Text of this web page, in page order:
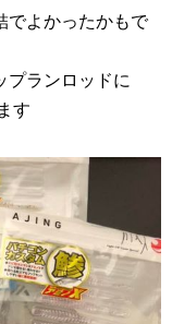
でよかったかもで
プランロッドに
す